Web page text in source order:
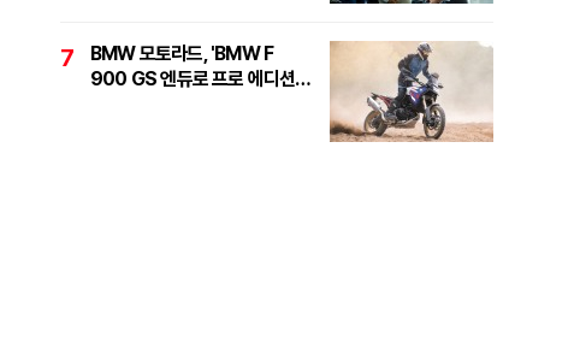
7
BMW 모토라드, 'BMW F
900 GS 엔듀로 프로 에디션'